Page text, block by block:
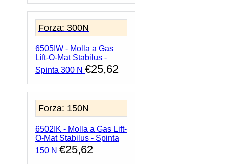
Forza: 300N
6505IW - Molla a Gas
Lift-O-Mat Stabilus -
Spinta 300 N €25,62
Forza: 150N
6502IK - Molla a Gas Lift-
O-Mat Stabilus - Spinta
150 N €25,62